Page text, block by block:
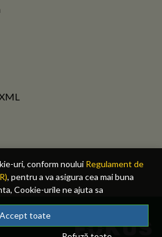
uri, conform noului Regulament de
, pentru a va asigura cea mai buna
Cookie-urile ne ajuta sa
pe site, oferindu-va dvs., cititorul, o
si mult mai rapida. Ele sunt
si partenerii nostri de incredere.
Accept toate
drepturile rezervate.